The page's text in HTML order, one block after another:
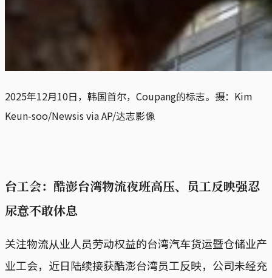
2025年12月10日，韩国首尔，Coupang的标志。摄：Kim
Keun-soo/Newsis via AP/达志影像
台工会：酷澎台湾物流夜班高压、员工反映强忍
尿意不敢休息
关注物流从业人员劳动权益的台湾汽车货运暨仓储业产
业工会，近日陆续接获酷澎台湾员工反映，公司未经充